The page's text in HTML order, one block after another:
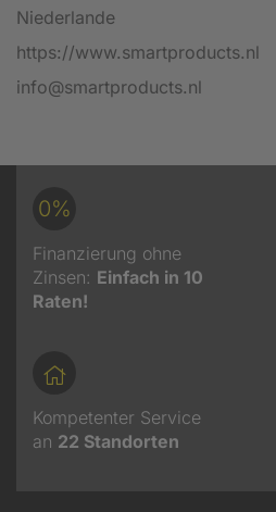
Niederlande
https://www.smartproducts.nl
info@smartproducts.nl
0%
Finanzierung ohne
Zinsen: Einfach in 10
Raten!
Kompetenter Service
an 22 Standorten